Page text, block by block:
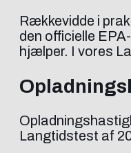
Rækkevidde i
den officielle
hjælper. I vores
Langtidstest af